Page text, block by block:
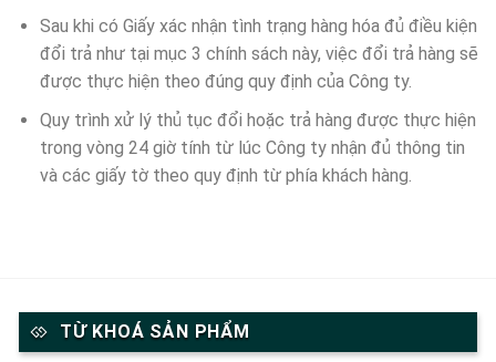
Sau khi có Giấy xác nhận tình trạng hàng hóa đủ điều kiện
đổi trả như tại mục 3 chính sách này, việc đổi trả hàng sẽ
được thực hiện theo đúng quy định của Công ty.
Quy trình xử lý thủ tục đổi hoặc trả hàng được thực hiện
trong vòng 24 giờ tính từ lúc Công ty nhận đủ thông tin
và các giấy tờ theo quy định từ phía khách hàng.
TỪ KHOÁ SẢN PHẨM